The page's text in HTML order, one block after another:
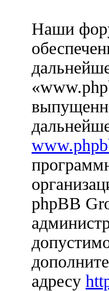
Наши
phpBB
адресу